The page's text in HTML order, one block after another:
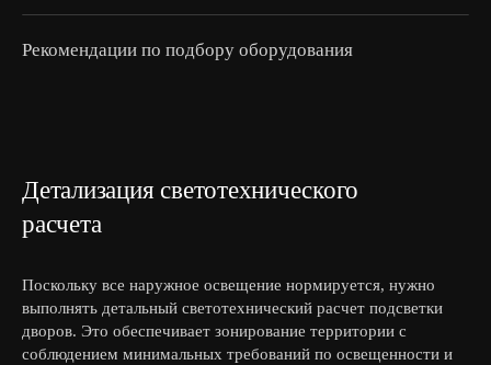
Рекомендации по подбору оборудования
Детализация светотехнического
расчета
Поскольку все наружное освещение нормируется, нужно
выполнять детальный светотехнический расчет подсветки
дворов. Это обеспечивает зонирование территории с
соблюдением минимальных требований по освещенности и